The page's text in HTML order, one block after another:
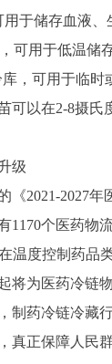
储存血液、
用于低温储存
可用于临时或
以在2-8摄氏
级
2027年
1170个医药
温度控制药
将为医药冷链
药冷链冷藏行
真正保障人民群